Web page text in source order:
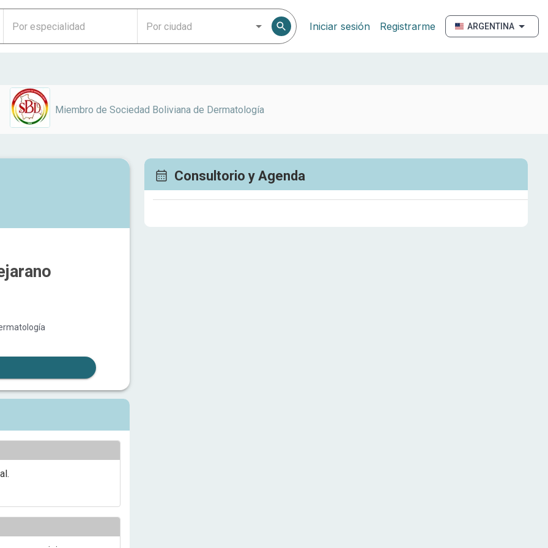
Iniciar sesión Registrarme ARGENTINA
Miembro de Sociedad Boliviana de Dermatología
Consultorio y Agenda